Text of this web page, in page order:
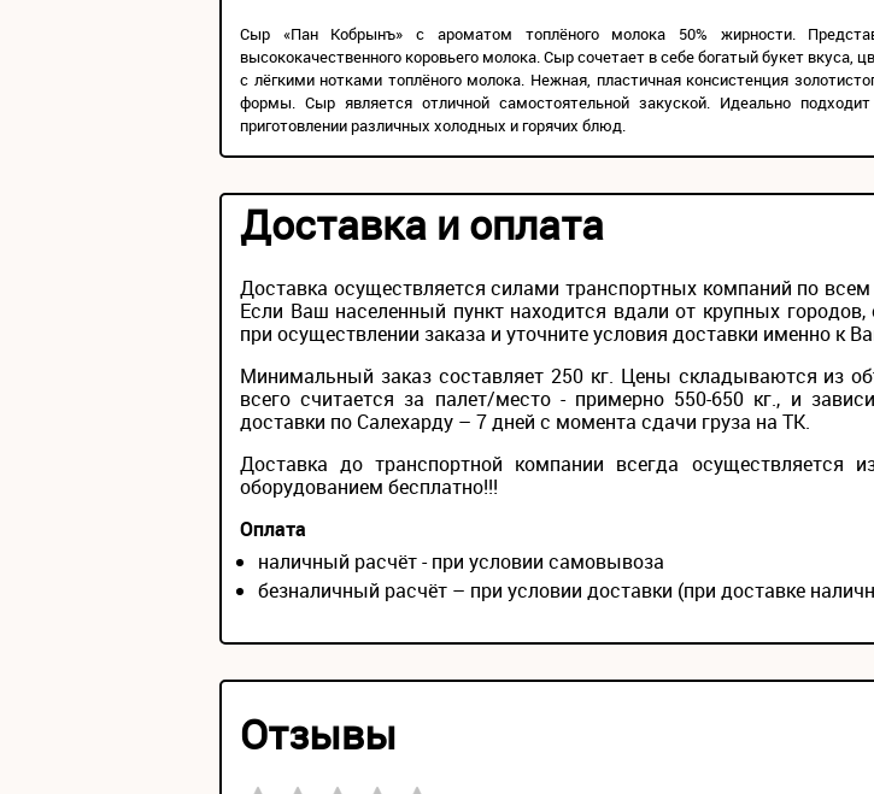
Сыр «Пан Кобрынъ» с ароматом топлёного молока 50% жирности.
высококачественного коровьего молока. Сыр сочетает в себе богатый букет
с лёгкими нотками топлёного молока. Нежная, пластичная консистенция
формы. Сыр является отличной самостоятельной закуской. Идеально
приготовлении различных холодных и горячих блюд.
Доставка и оплата
Доставка осуществляется силами транспортных компаний по
Если Ваш населенный пункт находится вдали от крупных
при осуществлении заказа и уточните условия доставки именно к
Минимальный заказ составляет 250 кг. Цены складываются из
всего считается за палет/место - примерно 550-650 кг., и
доставки по Салехарду – 7 дней с момента сдачи груза на ТК.
Доставка до транспортной компании всегда осуществляется
оборудованием бесплатно!!!
Оплата
наличный расчёт - при условии самовывоза
безналичный расчёт – при условии доставки (при доставке
Отзывы